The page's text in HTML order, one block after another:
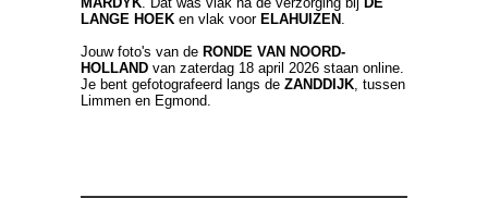
LANGE HOEK en vlak voor ELAHUIZEN .
Jouw foto's van de RONDE VAN NOORD-
HOLLAND van zaterdag 18 april 2026 staan online.
Je bent gefotografeerd langs de ZANDDIJK, tussen
Limmen en Egmond.